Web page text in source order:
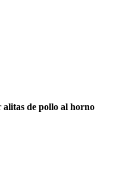
alitas de pollo al horno